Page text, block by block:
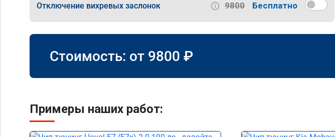
Отключение вихревых заслонок 9800 Бесплатно
Стоимость: от 9800 ₽
Примеры наших работ: